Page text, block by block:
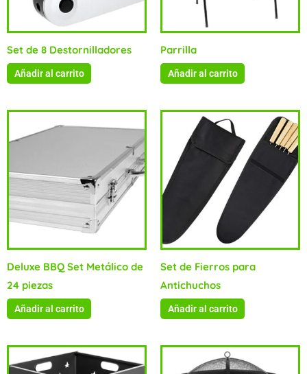
Set de 8 Destornilladores
Añadir al carrito
Parrilla
Añadir al carrito
Deluxe BBQ Set Metálico de
24 piezas
Añadir al carrito
Set de Fierros para
Antichuchos
Añadir al carrito